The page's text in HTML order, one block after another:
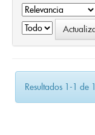
Resultados 1-1 de 1.